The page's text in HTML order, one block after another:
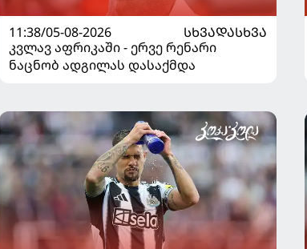
11:38/05-08-2026
ᲡᲮᲕᲐᲓᲐᲡᲮᲕᲐ
კვლავ აფრიკაში - ერვე რენარი
ნაცნობ ადგილას დასაქმდა